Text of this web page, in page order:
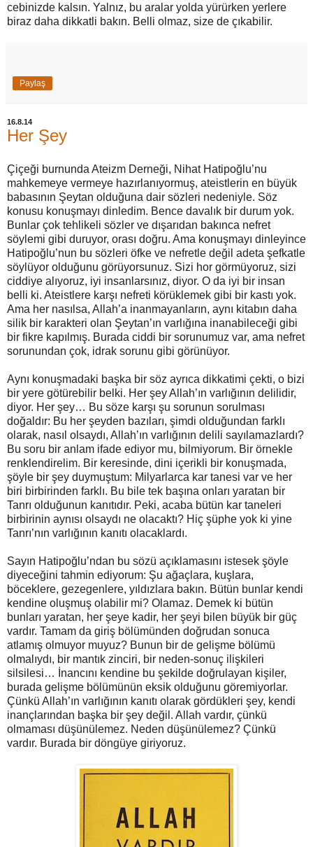
cebinizde kalsın. Yalnız, bu aralar yolda yürürken yerlere
biraz daha dikkatli bakın. Belli olmaz, size de çıkabilir.
Paylaş
16.8.14
Her Şey
Çiçeği burnunda Ateizm Derneği, Nihat Hatipoğlu’nu
mahkemeye vermeye hazırlanıyormuş, ateistlerin en büyük
babasının Şeytan olduğuna dair sözleri nedeniyle. Söz
konusu konuşmayı dinledim. Bence davalık bir durum yok.
Bunlar çok tehlikeli sözler ve dışarıdan bakınca nefret
söylemi gibi duruyor, orası doğru. Ama konuşmayı dinleyince
Hatipoğlu’nun bu sözleri öfke ve nefretle değil adeta şefkatle
söylüyor olduğunu görüyorsunuz. Sizi hor görmüyoruz, sizi
ciddiye alıyoruz, iyi insanlarsınız, diyor. O da iyi bir insan
belli ki. Ateistlere karşı nefreti körüklemek gibi bir kastı yok.
Ama her nasılsa, Allah’a inanmayanların, aynı kitabın daha
silik bir karakteri olan Şeytan’ın varlığına inanabileceği gibi
bir fikre kapılmış. Burada ciddi bir sorunumuz var, ama nefret
sorunundan çok, idrak sorunu gibi görünüyor.
Aynı konuşmadaki başka bir söz ayrıca dikkatimi çekti, o bizi
bir yere götürebilir belki. Her şey Allah’ın varlığının delilidir,
diyor. Her şey… Bu söze karşı şu sorunun sorulması
doğaldır: Bu her şeyden bazıları, şimdi olduğundan farklı
olarak, nasıl olsaydı, Allah’ın varlığının delili sayılamazlardı?
Bu soru bir anlam ifade ediyor mu, bilmiyorum. Bir örnekle
renklendirelim. Bir keresinde, dini içerikli bir konuşmada,
şöyle bir şey duymuştum: Milyarlarca kar tanesi var ve her
biri birbirinden farklı. Bu bile tek başına onları yaratan bir
Tanrı olduğunun kanıtıdır. Peki, acaba bütün kar taneleri
birbirinin aynısı olsaydı ne olacaktı? Hiç şüphe yok ki yine
Tanrı’nın varlığının kanıtı olacaklardı.
Sayın Hatipoğlu’ndan bu sözü açıklamasını istesek şöyle
diyeceğini tahmin ediyorum: Şu ağaçlara, kuşlara,
böceklere, gezegenlere, yıldızlara bakın. Bütün bunlar kendi
kendine oluşmuş olabilir mi? Olamaz. Demek ki bütün
bunları yaratan, her şeye kadir, her şeyi bilen büyük bir güç
vardır. Tamam da giriş bölümünden doğrudan sonuca
atlamış olmuyor muyuz? Bunun bir de gelişme bölümü
olmalıydı, bir mantık zinciri, bir neden-sonuç ilişkileri
silsilesi… İnancını kendine bu şekilde doğrulayan kişiler,
burada gelişme bölümünün eksik olduğunu göremiyorlar.
Çünkü Allah’ın varlığının kanıtı olarak gördükleri şey, kendi
inançlarından başka bir şey değil. Allah vardır, çünkü
olmaması düşünülemez. Neden düşünülemez? Çünkü
vardır. Burada bir döngüye giriyoruz.